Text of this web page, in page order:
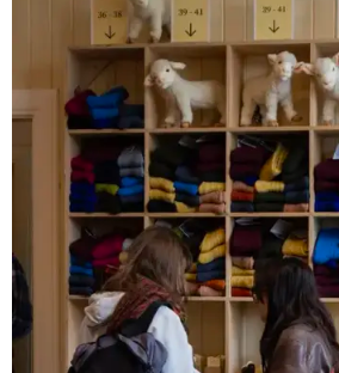
Tove Lise Mossestad